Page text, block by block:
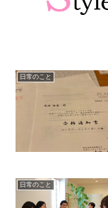
日常のこと
日常のこと